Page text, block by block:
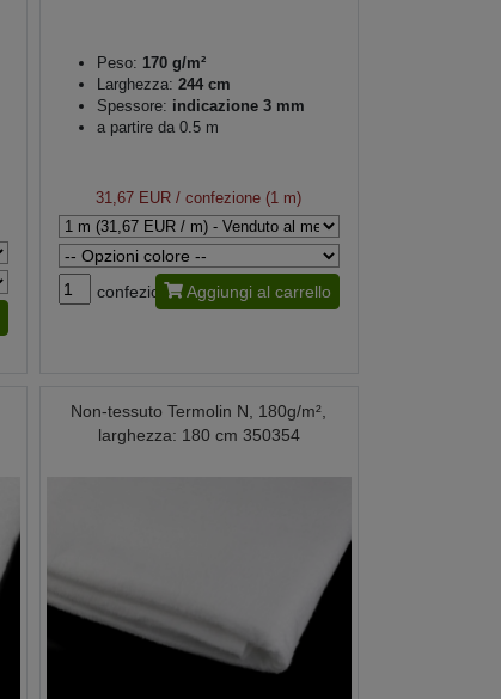
Peso: 170 g/m²
Larghezza: 244 cm
Spessore: indicazione 3 mm
a partire da 0.5 m
31,67 EUR / confezione (1 m)
confezione Aggiungi al carrello
Non-tessuto Termolin N, 180g/m²,
larghezza: 180 cm 350354